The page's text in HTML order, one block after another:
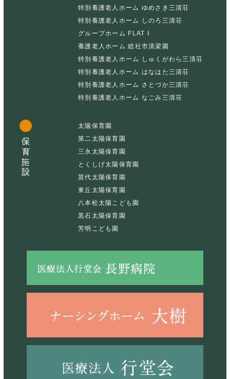
特別養護老人ホーム ゆめさき三清荘
特別養護老人ホーム しのろ三清荘
グループホーム FLAT I
養護老人ホーム 総社市清梁園
特別養護老人ホーム しゅくがわら三清荘
特別養護老人ホーム はなはた三清荘
特別養護老人ホーム さとづか三清荘
特別養護老人ホーム なごみ三清荘
保育施設
太陽保育園
第二太陽保育園
三永太陽保育園
とくしげ太陽保育園
苗代太陽保育園
東丘太陽保育園
八本松太陽こども園
黒石太陽保育園
芳明こども園